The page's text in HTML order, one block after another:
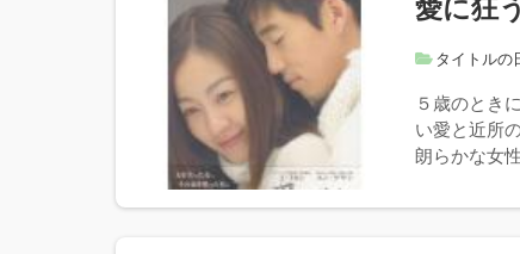
愛に狂う
タイトルの
５歳のとき
い愛と近所
朗らかな女